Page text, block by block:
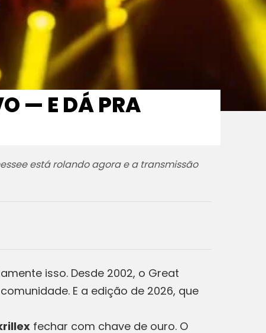
— E DÁ PRA
está rolando agora e a transmissão
isso. Desde 2002, o Great
E a edição de 2026, que
fechar com chave de ouro. O